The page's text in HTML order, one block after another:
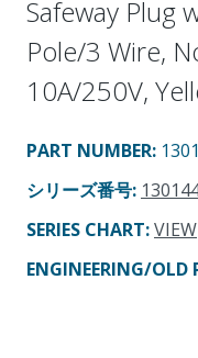
Safeway Plug
Pole/3 Wire,
10A/250V,
PART NUMBER:
シリーズ番号:
SERIES CHART:VIEW
ENGINEERING/OLD